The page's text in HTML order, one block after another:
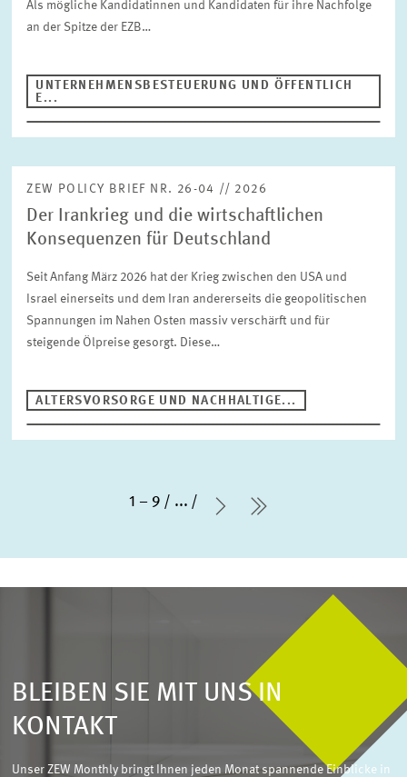
Als mögliche Kandidatinnen und Kandidaten für ihre Nachfolge
an der Spitze der EZB…
UNTERNEHMENSBESTEUERUNG UND ÖFFENTLICH
E...
ZEW POLICY BRIEF NR. 26-04 // 2026
Der Irankrieg und die wirtschaftlichen
Konsequenzen für Deutschland
Seit Anfang März 2026 hat der Krieg zwischen den USA und
Israel einerseits und dem Iran andererseits die geopolitischen
Spannungen im Nahen Osten massiv verschärft und für
steigende Ölpreise gesorgt. Diese…
ALTERSVORSORGE UND NACHHALTIGE...
1 – 9 ...
Nächste Seite
letzte Seite
BLEIBEN SIE MIT UNS IN
KONTAKT
Unser ZEW Monthly bringt Ihnen jeden Monat spannende Einblicke in